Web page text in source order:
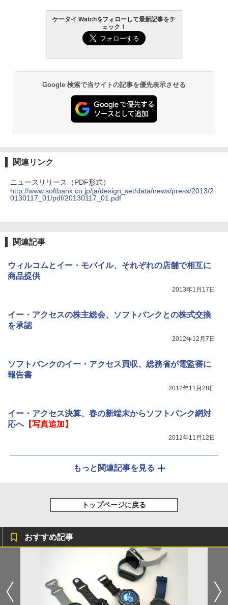
ケータイ Watchをフォローして最新記事をチ
ェック！
Google 検索で当サイトの記事を優先表示させる
関連リンク
ニュースリリース（PDF形式）
http://www.softbank.co.jp/ja/design_set/data/news/press/2013/2
0130117_01/pdf/20130117_01.pdf
関連記事
ウィルコムとイー・モバイル、それぞれの店舗で相互に
商品提供
2013年1月17日
イー・アクセスの株主総会、ソフトバンクとの株式交換
を承認
2012年12月7日
ソフトバンクのイー・アクセス買収、総務省が電監審に
報告書
2012年11月28日
イー・アクセス決算、春の新端末からソフトバンク網対
応へ【写真追加】
2012年11月12日
もっと関連記事を見る
トップページに戻る
おすすめ記事